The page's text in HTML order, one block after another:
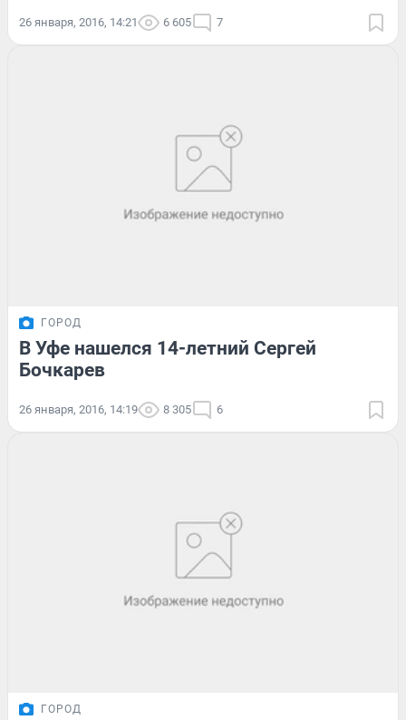
26 января, 2016, 14:21 6 605 7
ГОРОД
В Уфе нашелся 14-летний Сергей
Бочкарев
26 января, 2016, 14:19 8 305 6
ГОРОД